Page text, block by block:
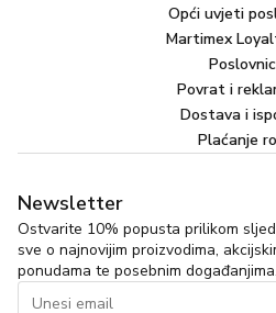
Opći uvjeti
Martimex
Povrat i
Dostava i
Plaćanje
Newsletter
Ostvarite 10% popusta prilikom
sve o najnovijim proizvodima,
ponudama te posebnim događanjima.